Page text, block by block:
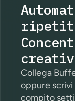
Collega
oppure scrivi
compito